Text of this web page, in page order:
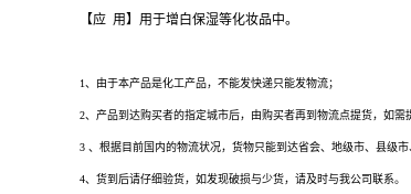
【应 用】用于增白保湿等化妆品中。
1、由于本产品是化工产品，不能发快递只能发物流；
2、产品到达购买者的指定城市后，由购买者再到物流点提货，如
3 、根据目前国内的物流状况，货物只能到达省会、地级市、县级市
4、货到后请仔细验货，如发现破损与少货，请及时与我公司联系。